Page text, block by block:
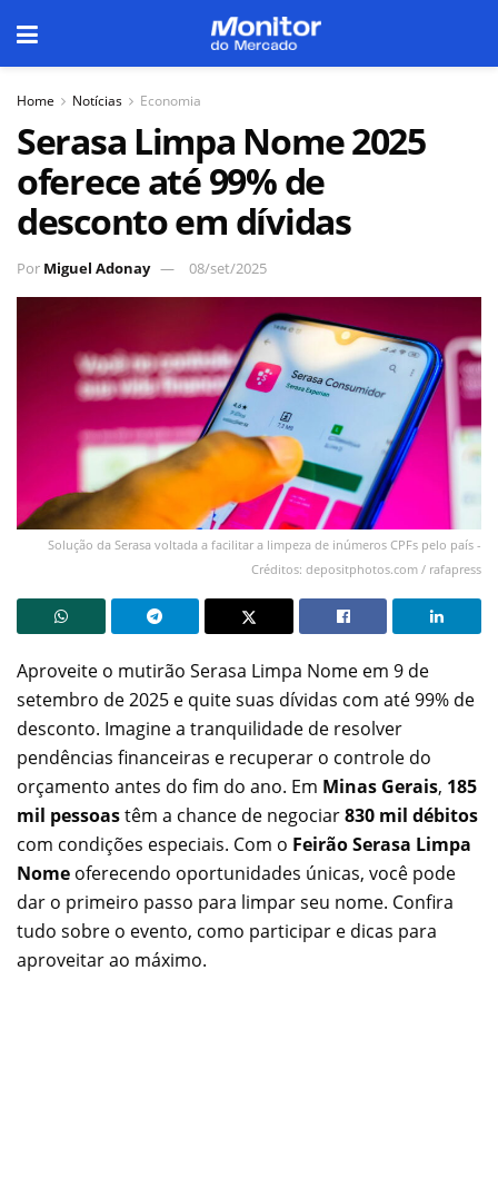
Home Notícias Economia
Serasa Limpa Nome 2025
oferece até 99% de
desconto em dívidas
Por Miguel Adonay 08/set/2025
Solução da Serasa voltada a facilitar a limpeza de inúmeros CPFs pelo país -
Créditos: depositphotos.com / rafapress
Aproveite o mutirão Serasa Limpa Nome em 9 de
setembro de 2025 e quite suas dívidas com até 99% de
desconto. Imagine a tranquilidade de resolver
pendências financeiras e recuperar o controle do
orçamento antes do fim do ano. Em Minas Gerais, 185
mil pessoastêm a chance de negociar830 mil débitos
com condições especiais. Com o Feirão Serasa Limpa
Nome oferecendo oportunidades únicas, você pode
dar o primeiro passo para limpar seu nome. Confira
tudo sobre o evento, como participar e dicas para
aproveitar ao máximo.